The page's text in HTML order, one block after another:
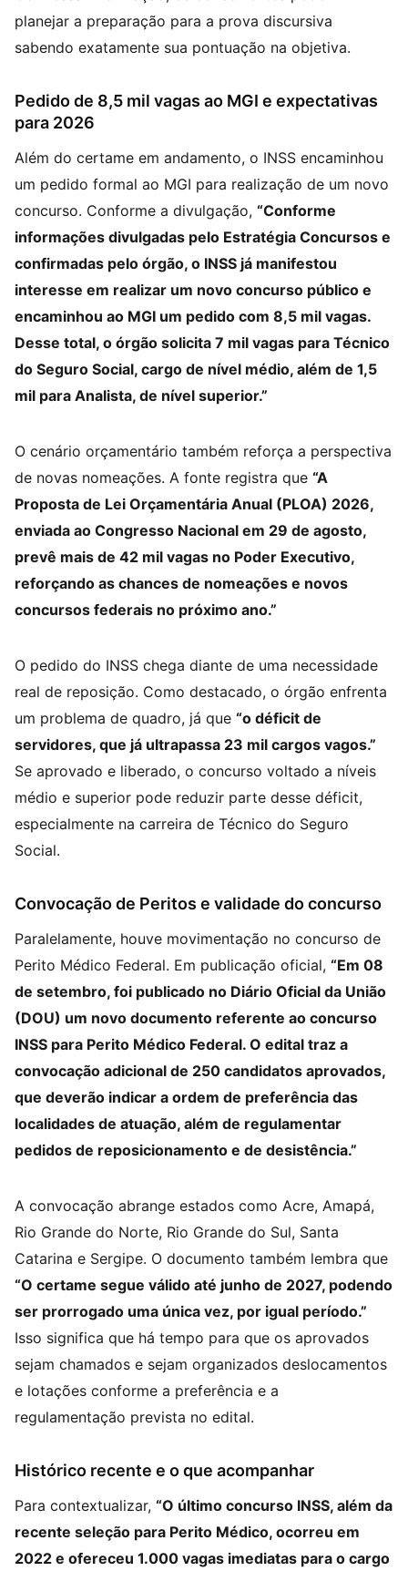
planejar a preparação para a prova discursiva
sabendo exatamente sua pontuação na objetiva.
Pedido de 8,5 mil vagas ao MGI e expectativas
para 2026
Além do certame em andamento, o INSS encaminhou
um pedido formal ao MGI para realização de um novo
concurso. Conforme a divulgação, “Conforme
informações divulgadas pelo Estratégia Concursos e
confirmadas pelo órgão, o INSS já manifestou
interesse em realizar um novo concurso público e
encaminhou ao MGI um pedido com 8,5 mil vagas.
Desse total, o órgão solicita 7 mil vagas para Técnico
do Seguro Social, cargo de nível médio, além de 1,5
mil para Analista, de nível superior.”
O cenário orçamentário também reforça a perspectiva
de novas nomeações. A fonte registra que “A
Proposta de Lei Orçamentária Anual (PLOA) 2026,
enviada ao Congresso Nacional em 29 de agosto,
prevê mais de 42 mil vagas no Poder Executivo,
reforçando as chances de nomeações e novos
concursos federais no próximo ano.”
O pedido do INSS chega diante de uma necessidade
real de reposição. Como destacado, o órgão enfrenta
um problema de quadro, já que “o déficit de
servidores, que já ultrapassa 23 mil cargos vagos.”
Se aprovado e liberado, o concurso voltado a níveis
médio e superior pode reduzir parte desse déficit,
especialmente na carreira de Técnico do Seguro
Social.
Convocação de Peritos e validade do concurso
Paralelamente, houve movimentação no concurso de
Perito Médico Federal. Em publicação oficial, “Em 08
de setembro, foi publicado no Diário Oficial da União
(DOU) um novo documento referente ao concurso
INSS para Perito Médico Federal. O edital traz a
convocação adicional de 250 candidatos aprovados,
que deverão indicar a ordem de preferência das
localidades de atuação, além de regulamentar
pedidos de reposicionamento e de desistência.”
A convocação abrange estados como Acre, Amapá,
Rio Grande do Norte, Rio Grande do Sul, Santa
Catarina e Sergipe. O documento também lembra que
“O certame segue válido até junho de 2027, podendo
ser prorrogado uma única vez, por igual período.”
Isso significa que há tempo para que os aprovados
sejam chamados e sejam organizados deslocamentos
e lotações conforme a preferência e a
regulamentação prevista no edital.
Histórico recente e o que acompanhar
Para contextualizar, “O último concurso INSS, além da
recente seleção para Perito Médico, ocorreu em
2022 e ofereceu 1.000 vagas imediatas para o cargo